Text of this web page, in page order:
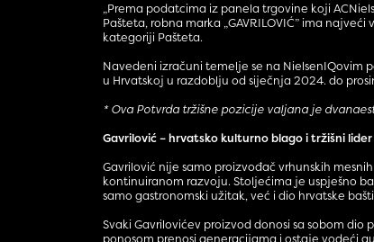
„Prema podatcima iz panela trgovine koji
Pašteta, robna marka „GAVRILOVIĆ” ima
kategoriji Pašteta.
Navedeni izračuni temelje se na NielsenIQovim
u Hrvatskoj u razdoblju od siječnja 2024. do
* Ova Potvrda tržišne pozicije valjana je
Gavrilović – hrvatsko kulturno blago i tržišni lider
Gavrilović nije samo proizvođač vrhunskih
kontinuiranom razvoju. Stoljećima je uspješno
samo gastronomski užitak, već i dio hrvatske
Svaki Gavrilovićev proizvod donosi sa sobom
ponosom prenosi generacijama i ostaje vodeći